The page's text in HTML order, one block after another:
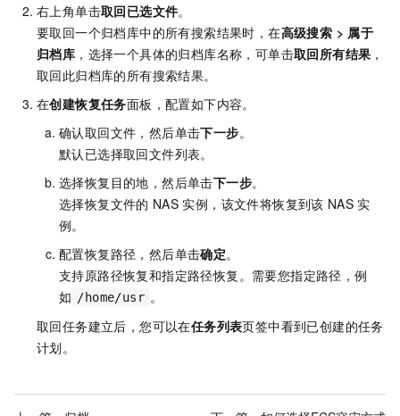
右上角单击取回已选文件。
要取回一个归档库中的所有搜索结果时，在高级搜索 > 属于
归档库 ，选择一个具体的归档库名称，可单击取回所有结果 ，
取回此归档库的所有搜索结果。
在创建恢复任务面板，配置如下内容。
确认取回文件，然后单击下一步。
默认已选择取回文件列表。
选择恢复目的地，然后单击下一步。
选择恢复文件的 NAS 实例，该文件将恢复到该 NAS 实
例。
配置恢复路径，然后单击确定。
支持原路径恢复和指定路径恢复。需要您指定路径，例
如 /home/usr 。
取回任务建立后，您可以在任务列表页签中看到已创建的任务
计划。